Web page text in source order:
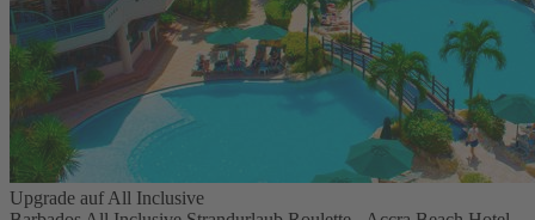
Upgrade auf All Inclusive